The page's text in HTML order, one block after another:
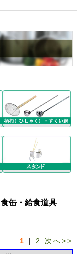
缶・給食道具
1 | 2 次へ>>